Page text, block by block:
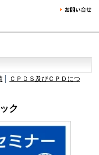
ＣＰＤＳ及びＣＰＤにつ
ク